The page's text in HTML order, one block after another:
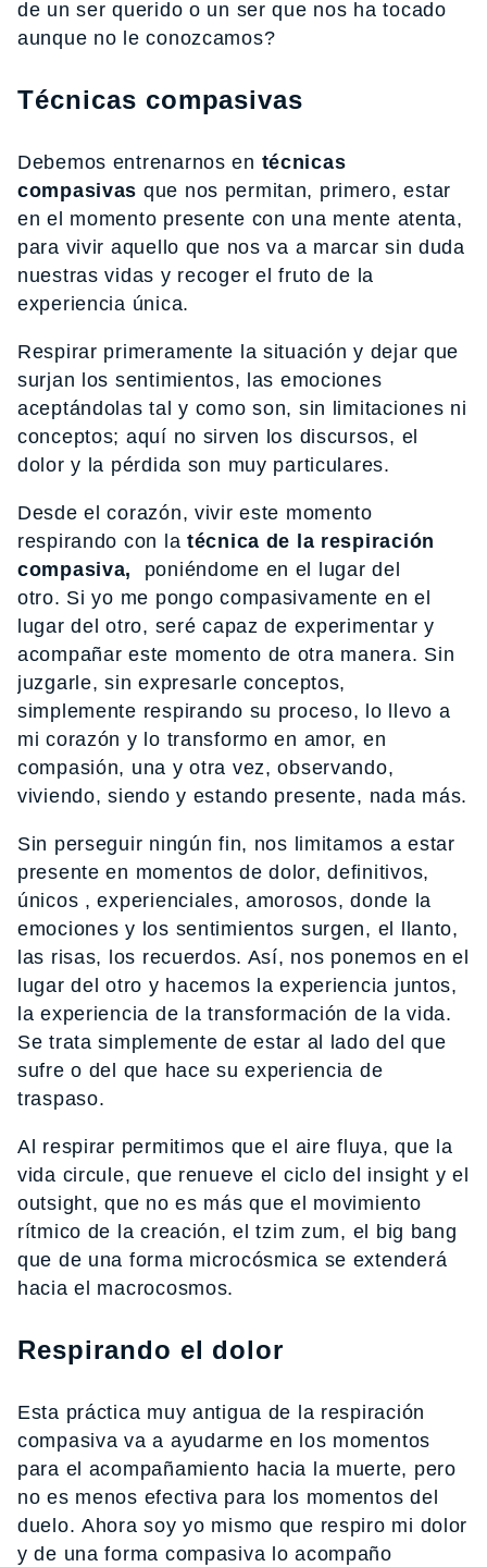
de un ser querido o un ser que nos ha tocado
aunque no le conozcamos?
Técnicas compasivas
Debemos entrenarnos en técnicas
compasivas que nos permitan, primero, estar
en el momento presente con una mente atenta,
para vivir aquello que nos va a marcar sin duda
nuestras vidas y recoger el fruto de la
experiencia única.
Respirar primeramente la situación y dejar que
surjan los sentimientos, las emociones
aceptándolas tal y como son, sin limitaciones ni
conceptos; aquí no sirven los discursos, el
dolor y la pérdida son muy particulares.
Desde el corazón, vivir este momento
respirando con la técnica de la respiración
compasiva,
poniéndome en el lugar del
otro. Si yo me pongo compasivamente en el
lugar del otro, seré capaz de experimentar y
acompañar este momento de otra manera. Sin
juzgarle, sin expresarle conceptos,
simplemente respirando su proceso, lo llevo a
mi corazón y lo transformo en amor, en
compasión, una y otra vez, observando,
viviendo, siendo y estando presente, nada más.
Sin perseguir ningún fin, nos limitamos a estar
presente en momentos de dolor, definitivos,
únicos , experienciales, amorosos, donde la
emociones y los sentimientos surgen, el llanto,
las risas, los recuerdos. Así, nos ponemos en el
lugar del otro y hacemos la experiencia juntos,
la experiencia de la transformación de la vida.
Se trata simplemente de estar al lado del que
sufre o del que hace su experiencia de
traspaso.
Al respirar permitimos que el aire fluya, que la
vida circule, que renueve el ciclo del insight y el
outsight, que no es más que el movimiento
rítmico de la creación, el tzim zum, el big bang
que de una forma microcósmica se extenderá
hacia el macrocosmos.
Respirando el dolor
Esta práctica muy antigua de la respiración
compasiva va a ayudarme en los momentos
para el acompañamiento hacia la muerte, pero
no es menos efectiva para los momentos del
duelo. Ahora soy yo mismo que respiro mi dolor
y de una forma compasiva lo acompaño